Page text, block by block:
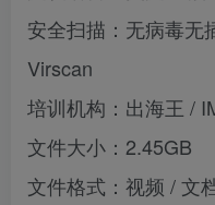
安全扫描：无病毒无
Virscan
培训机构：出海王 /
文件大小：2.45GB
文件格式：视频 / 文